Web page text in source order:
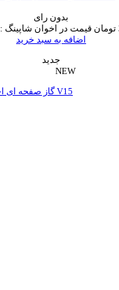
بدون رای
قیمت در اخوان شاپینگ :
اضافه به سبد خرید
جدید
NEW